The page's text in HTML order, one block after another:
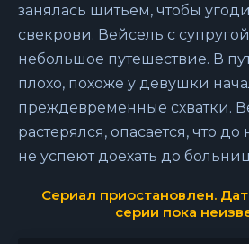
занялась шитьем, чтобы
свекрови. Вейсель с
небольшое путешествие. В
плохо, похоже у девушки
преждевременные схватки.
растерялся, опасается, что
не успеют доехать до
Сериал приостановлен.
серии пока